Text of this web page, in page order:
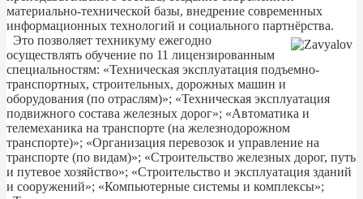
материально-технической базы, внедрение современных
информационных технологий и социального партнёрства.
Это позволяет техникуму ежегодно
осуществлять обучение по 11 лицензированным
специальностям: «Техническая эксплуатация подъемно-
транспортных, строительных, дорожных машин и
оборудования (по отраслям)»; «Техническая эксплуатация
подвижного состава железных дорог»; «Автоматика и
телемеханика на транспорте (на железнодорожном
транспорте)»; «Организация перевозок и управление на
транспорте (по видам)»; «Строительство железных дорог, путь
и путевое хозяйство»; «Строительство и эксплуатация зданий
и сооружений»; «Компьютерные системы и комплексы»;